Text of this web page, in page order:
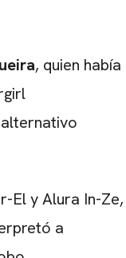
, quien había
El y Alura In-Ze,
a